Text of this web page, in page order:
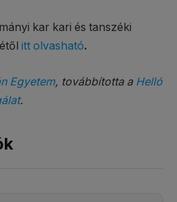
kar kari és tanszéki
itt olvasható.
Egyetem, továbbította a Helló
.